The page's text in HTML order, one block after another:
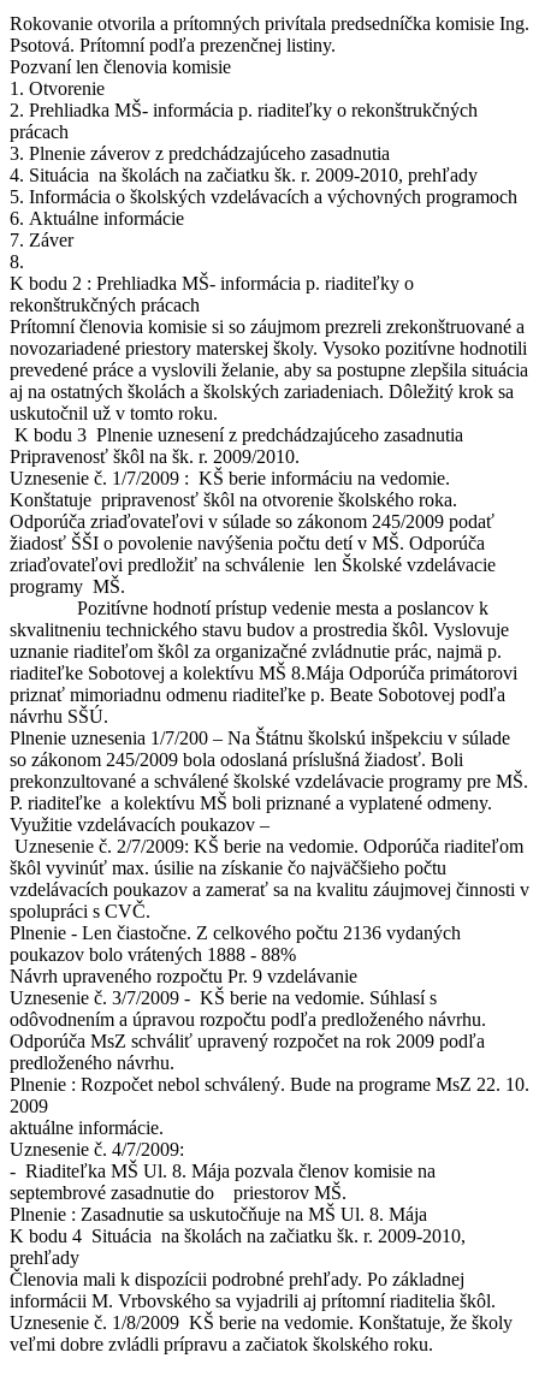
Rokovanie otvorila a prítomných privítala predsedníčka komisie Ing.
Psotová. Prítomní podľa prezenčnej listiny.
Pozvaní len členovia komisie
1. Otvorenie
2. Prehliadka MŠ- informácia p. riaditeľky o rekonštrukčných
prácach
3. Plnenie záverov z predchádzajúceho zasadnutia
4. Situácia na školách na začiatku šk. r. 2009-2010, prehľady
5. Informácia o školských vzdelávacích a výchovných programoch
6. Aktuálne informácie
7. Záver
8.
K bodu 2 : Prehliadka MŠ- informácia p. riaditeľky o
rekonštrukčných prácach
Prítomní členovia komisie si so záujmom prezreli zrekonštruované a
novozariadené priestory materskej školy. Vysoko pozitívne hodnotili
prevedené práce a vyslovili želanie, aby sa postupne zlepšila situácia
aj na ostatných školách a školských zariadeniach. Dôležitý krok sa
uskutočnil už v tomto roku.
K bodu 3 Plnenie uznesení z predchádzajúceho zasadnutia
Pripravenosť škôl na šk. r. 2009/2010.
Uznesenie č. 1/7/2009 : KŠ berie informáciu na vedomie.
Konštatuje pripravenosť škôl na otvorenie školského roka.
Odporúča zriaďovateľovi v súlade so zákonom 245/2009 podať
žiadosť ŠŠI o povolenie navýšenia počtu detí v MŠ. Odporúča
zriaďovateľovi predložiť na schválenie len Školské vzdelávacie
programy MŠ.
Pozitívne hodnotí prístup vedenie mesta a poslancov k
skvalitneniu technického stavu budov a prostredia škôl. Vyslovuje
uznanie riaditeľom škôl za organizačné zvládnutie prác, najmä p.
riaditeľke Sobotovej a kolektívu MŠ 8.Mája Odporúča primátorovi
priznať mimoriadnu odmenu riaditeľke p. Beate Sobotovej podľa
návrhu SŠÚ.
Plnenie uznesenia 1/7/200 – Na Štátnu školskú inšpekciu v súlade
so zákonom 245/2009 bola odoslaná príslušná žiadosť. Boli
prekonzultované a schválené školské vzdelávacie programy pre MŠ.
P. riaditeľke a kolektívu MŠ boli priznané a vyplatené odmeny.
Využitie vzdelávacích poukazov –
Uznesenie č. 2/7/2009: KŠ berie na vedomie. Odporúča riaditeľom
škôl vyvinúť max. úsilie na získanie čo najväčšieho počtu
vzdelávacích poukazov a zamerať sa na kvalitu záujmovej činnosti v
spolupráci s CVČ.
Plnenie - Len čiastočne. Z celkového počtu 2136 vydaných
poukazov bolo vrátených 1888 - 88%
Návrh upraveného rozpočtu Pr. 9 vzdelávanie
Uznesenie č. 3/7/2009 - KŠ berie na vedomie. Súhlasí s
odôvodnením a úpravou rozpočtu podľa predloženého návrhu.
Odporúča MsZ schváliť upravený rozpočet na rok 2009 podľa
predloženého návrhu.
Plnenie : Rozpočet nebol schválený. Bude na programe MsZ 22. 10.
2009
aktuálne informácie.
Uznesenie č. 4/7/2009:
- Riaditeľka MŠ Ul. 8. Mája pozvala členov komisie na
septembrové zasadnutie do priestorov MŠ.
Plnenie : Zasadnutie sa uskutočňuje na MŠ Ul. 8. Mája
K bodu 4 Situácia na školách na začiatku šk. r. 2009-2010,
prehľady
Členovia mali k dispozícii podrobné prehľady. Po základnej
informácii M. Vrbovského sa vyjadrili aj prítomní riaditelia škôl.
Uznesenie č. 1/8/2009 KŠ berie na vedomie. Konštatuje, že školy
veľmi dobre zvládli prípravu a začiatok školského roku.